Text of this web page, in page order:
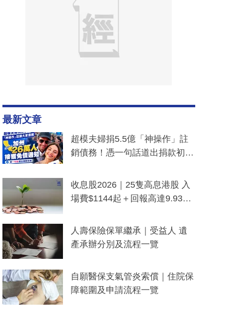
最新文章
超模夫婦捐5.5億「神操作」註
銷債務！憑一句話道出捐款初
一度被誤當詐騙手段
收息股2026｜25隻高息港股 入
場費$1144起＋回報高達9.93
人壽保險保單繼承｜受益人 遺
產承辦分別及流程一覽
自願醫保支氣管炎索償｜住院保
障範圍及申請流程一覽